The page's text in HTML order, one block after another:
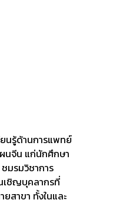
ยนรู้ด้านการแพทย์
นจีน แก่นักศึกษา
มรมวิชาการ
เชิญบุคลากรที่
สาขา ทั้งในและ